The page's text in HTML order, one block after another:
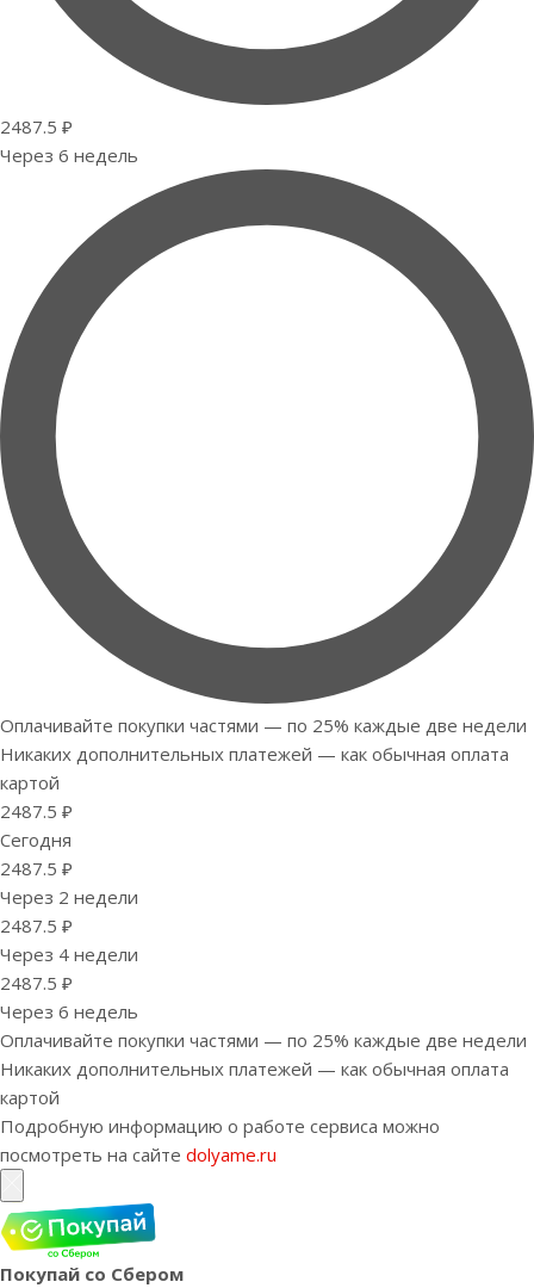
2487.5 ₽
Через 6 недель
Оплачивайте покупки частями — по 25% каждые две недели
Никаких дополнительных платежей — как обычная оплата
картой
2487.5 ₽
Сегодня
2487.5 ₽
Через 2 недели
2487.5 ₽
Через 4 недели
2487.5 ₽
Через 6 недель
Оплачивайте покупки частями — по 25% каждые две недели
Никаких дополнительных платежей — как обычная оплата
картой
Подробную информацию о работе сервиса можно
посмотреть на сайте dolyame.ru
Покупай со Сбером